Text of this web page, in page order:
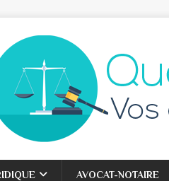
AVOCAT-NOTAIRE